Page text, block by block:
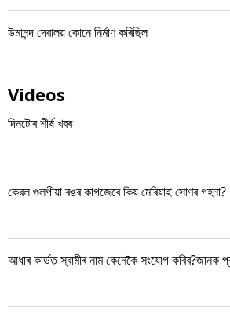
উমানন্দ দেৱালয় কোনে নিৰ্মাণ কৰিছিল
Videos
দিনটোৰ শীৰ্ষ খবৰ
কেৱল গুলপীয়া ৰঙৰ কাগজেৰে কিয় মেৰিয়াই সোণৰ গহনা?
আধাৰ কাৰ্ডত স্বামীৰ নাম কেনেকৈ সংযোগ কৰিব?জানক